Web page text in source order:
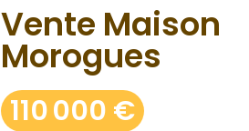
Vente Maison
Morogues
110 000 €